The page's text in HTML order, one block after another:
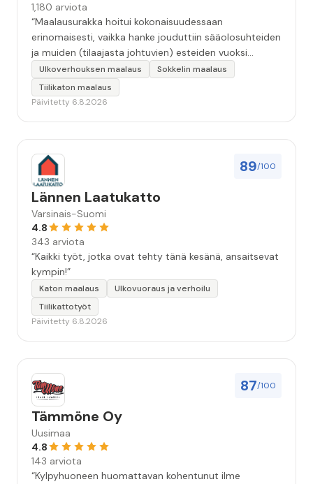
1,180 arviota
“Maalausurakka hoitui kokonaisuudessaan
erinomaisesti, vaikka hanke jouduttiin sääolosuhteiden
ja muiden (tilaajasta johtuvien) esteiden vuoksi
keskeyttämään n. 3 viikoksi. Maalaistulos on oikein
hyvä, yhteydenpito erinomaista, jälkityöt tehtiin
huolellisesti. Suosittelen. Erityiskiitos itse maalareille:
Ulkoverhouksen maalaus
Sokkelin maalaus
Tiilikaton maalaus
Päivitetty 6.8.2026
89/100
Lännen Laatukatto
Varsinais-Suomi
4.8
343 arviota
“Kaikki työt, jotka ovat tehty tänä kesänä, ansaitsevat
kympin!”
Katon maalaus
Ulkovuoraus ja verhoilu
Tiilikattotyöt
Päivitetty 6.8.2026
87/100
Tämmöne Oy
Uusimaa
4.8
143 arviota
“Kylpyhuoneen huomattavan kohentunut ilme